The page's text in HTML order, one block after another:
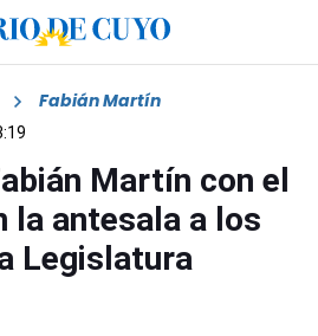
Fabián Martín
Martín con el
la antesala a los
Legislatura